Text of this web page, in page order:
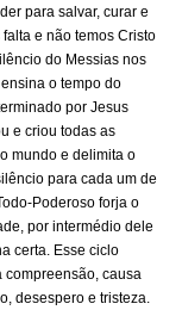
para salvar, curar e
e não temos Cristo
do Messias nos
o tempo do
por Jesus
e criou todas as
mundo e delimita o
para cada um de
Poderoso forja o
por intermédio dele
certa. Esse ciclo
compreensão, causa
desespero e tristeza.